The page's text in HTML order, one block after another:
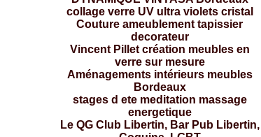
collage verre UV ultra violets cristal
Couture ameublement tapissier
decorateur
Vincent Pillet création meubles en
verre sur mesure
Aménagements intérieurs meubles
Bordeaux
stages d ete meditation massage
energetique
Le QG Club Libertin, Bar Pub Libertin,